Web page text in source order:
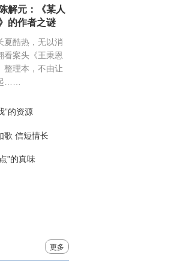
解元：《某人
的作者之谜
夏酷热，无以消
看案头《王秉恩
整理本，不由让
……
”的资源
歌 信短情长
”的真味
更多